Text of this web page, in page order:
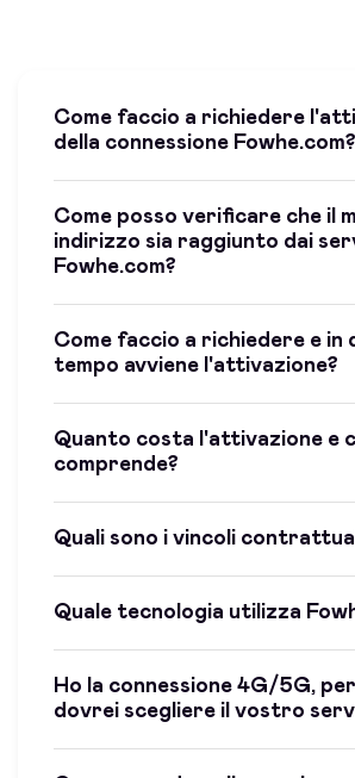
Come faccio a richiedere
della connessione Fowhe.com?
Come posso verificare che il
indirizzo sia raggiunto dai
Fowhe.com?
Come faccio a richiedere e in
tempo avviene l'attivazione?
Quanto costa l'attivazione e
comprende?
Quali sono i vincoli
Quale tecnologia utilizza
Ho la connessione 4G/5G,
dovrei scegliere il vostro